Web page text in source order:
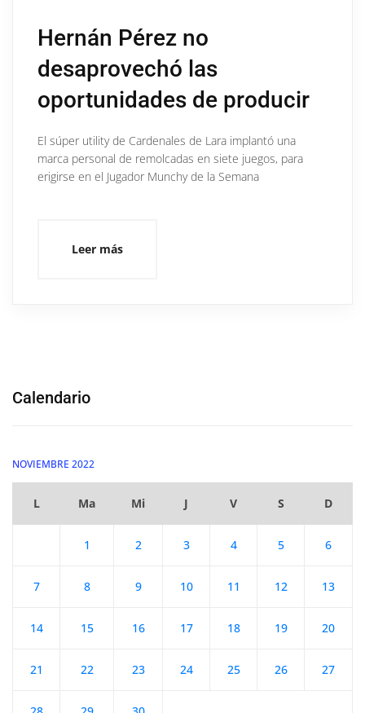
Hernán Pérez no
desaprovechó las
oportunidades de producir
El súper utility de Cardenales de Lara implantó una
marca personal de remolcadas en siete juegos, para
erigirse en el Jugador Munchy de la Semana
Leer más
Calendario
NOVIEMBRE 2022
L Ma Mi J V S D
1 2 3 4 5 6
7 8 9 10 11 12 13
14 15 16 17 18 19 20
21 22 23 24 25 26 27